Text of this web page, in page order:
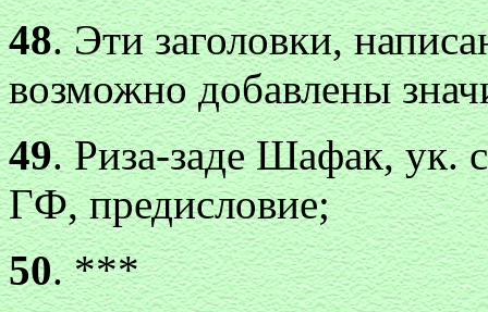
48. Эти заголовки,
возможно добавлены
49. Риза-заде Шафак, ук.
ГФ, предисловие;
50. ***